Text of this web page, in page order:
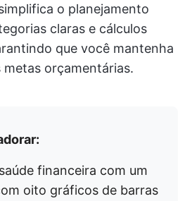
o planejamento
claras e cálculos
que você mantenha
orçamentárias.
financeira com um
oito gráficos de barras